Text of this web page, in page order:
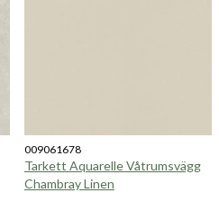
009061678
Tarkett Aquarelle Våtrumsvägg
Chambray Linen